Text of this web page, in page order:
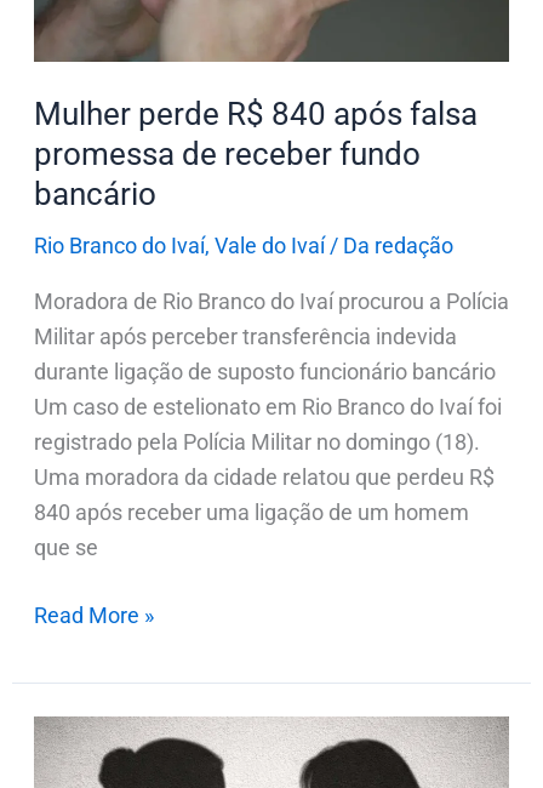
Mulher perde R$ 840 após falsa
promessa de receber fundo
bancário
Rio Branco do Ivaí, Vale do Ivaí/ Da redação
Moradora de Rio Branco do Ivaí procurou a Polícia
Militar após perceber transferência indevida
durante ligação de suposto funcionário bancário
Um caso de estelionato em Rio Branco do Ivaí foi
registrado pela Polícia Militar no domingo (18).
Uma moradora da cidade relatou que perdeu R$
840 após receber uma ligação de um homem
que se
promessa
de
fundo
bancário
Read More »
Mulher
é